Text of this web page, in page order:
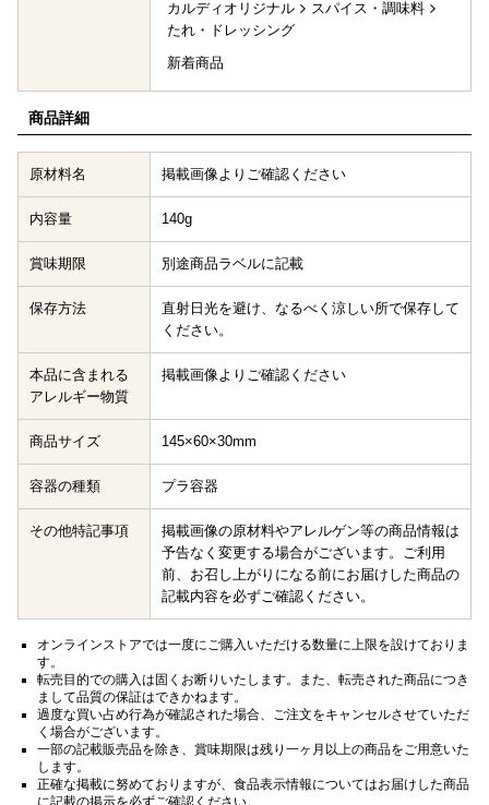
カルディオリジナル
スパイス・調味料
たれ・ドレッシング
新着商品
商品詳細
原材料名 掲載画像よりご確認ください
内容量 140g
賞味期限 別途商品ラベルに記載
保存方法
直射日光を避け、なるべく涼しい所で保存して
ください。
本品に含まれる
アレルギー物質
掲載画像よりご確認ください
商品サイズ 145×60×30mm
容器の種類 プラ容器
その他特記事項
掲載画像の原材料やアレルゲン等の商品情報は
予告なく変更する場合がございます。ご利用
前、お召し上がりになる前にお届けした商品の
記載内容を必ずご確認ください。
オンラインストアでは一度にご購入いただける数量に上限を設けておりま
す。
転売目的での購入は固くお断りいたします。また、転売された商品につき
まして品質の保証はできかねます。
過度な買い占め行為が確認された場合、ご注文をキャンセルさせていただ
く場合がございます。
一部の記載販売品を除き、賞味期限は残り一ヶ月以上の商品をご用意いた
します。
正確な掲載に努めておりますが、食品表示情報についてはお届けした商品
に記載の掲示を必ずご確認ください。